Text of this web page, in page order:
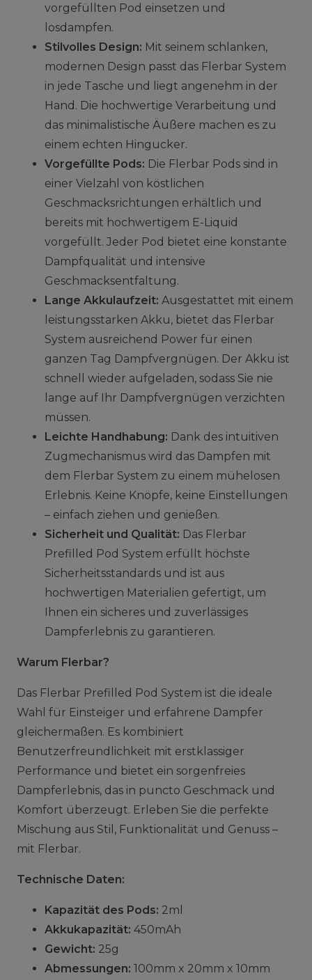
vorgefüllten Pod einsetzen und
losdampfen.
Stilvolles Design: Mit seinem schlanken,
modernen Design passt das Flerbar System
in jede Tasche und liegt angenehm in der
Hand. Die hochwertige Verarbeitung und
das minimalistische Äußere machen es zu
einem echten Hingucker.
Vorgefüllte Pods: Die Flerbar Pods sind in
einer Vielzahl von köstlichen
Geschmacksrichtungen erhältlich und
bereits mit hochwertigem E-Liquid
vorgefüllt. Jeder Pod bietet eine konstante
Dampfqualität und intensive
Geschmacksentfaltung.
Lange Akkulaufzeit: Ausgestattet mit einem
leistungsstarken Akku, bietet das Flerbar
System ausreichend Power für einen
ganzen Tag Dampfvergnügen. Der Akku ist
schnell wieder aufgeladen, sodass Sie nie
lange auf Ihr Dampfvergnügen verzichten
müssen.
Leichte Handhabung: Dank des intuitiven
Zugmechanismus wird das Dampfen mit
dem Flerbar System zu einem mühelosen
Erlebnis. Keine Knöpfe, keine Einstellungen
– einfach ziehen und genießen.
Sicherheit und Qualität: Das Flerbar
Prefilled Pod System erfüllt höchste
Sicherheitsstandards und ist aus
hochwertigen Materialien gefertigt, um
Ihnen ein sicheres und zuverlässiges
Dampferlebnis zu garantieren.
Warum Flerbar?
Das Flerbar Prefilled Pod System ist die ideale
Wahl für Einsteiger und erfahrene Dampfer
gleichermaßen. Es kombiniert
Benutzerfreundlichkeit mit erstklassiger
Performance und bietet ein sorgenfreies
Dampferlebnis, das in puncto Geschmack und
Komfort überzeugt. Erleben Sie die perfekte
Mischung aus Stil, Funktionalität und Genuss –
mit Flerbar.
Technische Daten:
Kapazität des Pods: 2ml
Akkukapazität: 450mAh
Gewicht: 25g
Abmessungen: 100mm x 20mm x 10mm